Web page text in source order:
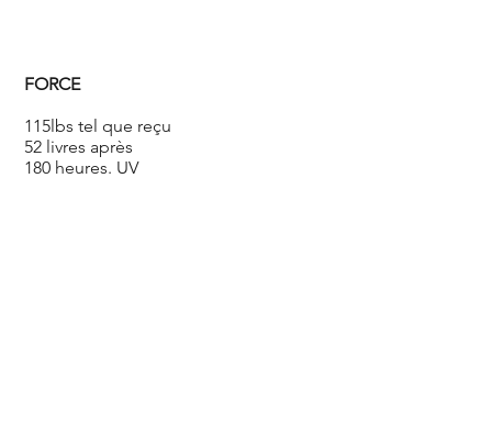
FORCE
115lbs tel que reçu
52 livres après
180 heures. UV